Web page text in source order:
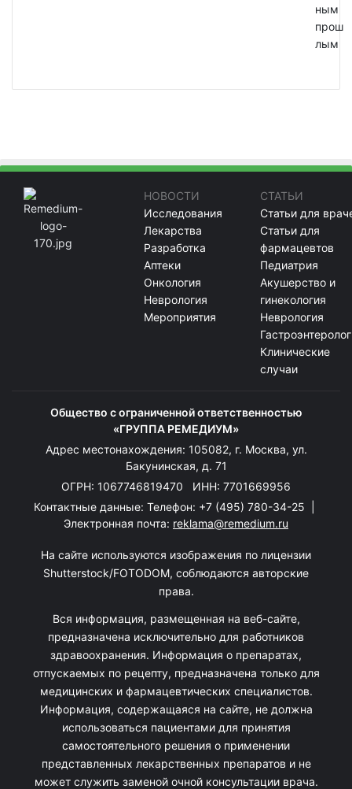
ным
прош
лым
НОВОСТИ
Исследования
Лекарства
Разработка
Аптеки
Онкология
Неврология
Мероприятия
СТАТЬИ
Статьи для
Статьи для
фармацевтов
Педиатрия
Акушерство и
гинекология
Неврология
Клинические
случаи
Общество с ограниченной ответственностью
«ГРУППА РЕМЕДИУМ»
Адрес местонахождения: 105082, г. Москва, ул.
Бакунинская, д. 71
ОГРН: 1067746819470 ИНН: 7701669956
Контактные данные: Телефон: +7 (495) 780-34-25
Электронная почта: reklama@remedium.ru
На сайте используются изображения по лицензии
Shutterstock/FOTODOM, соблюдаются авторские
права.
Вся информация, размещенная на веб-сайте,
предназначена исключительно для работников
здравоохранения. Информация о препаратах,
отпускаемых по рецепту, предназначена только для
медицинских и фармацевтических специалистов.
Информация, содержащаяся на сайте, не должна
использоваться пациентами для принятия
самостоятельного решения о применении
представленных лекарственных препаратов и не
может служить заменой очной консультации врача.